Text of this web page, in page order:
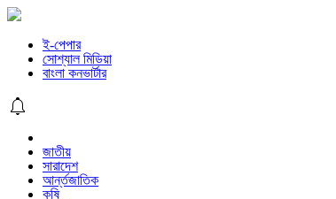
ই-পেপার
সোশ্যাল মিডিয়া
বাংলা কনভার্টার
জাতীয়
সারাদেশ
আর্ন্তজাতিক
কৃষি